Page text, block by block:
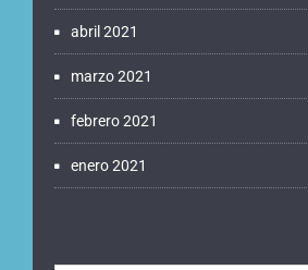
abril 2021
marzo 2021
febrero 2021
enero 2021